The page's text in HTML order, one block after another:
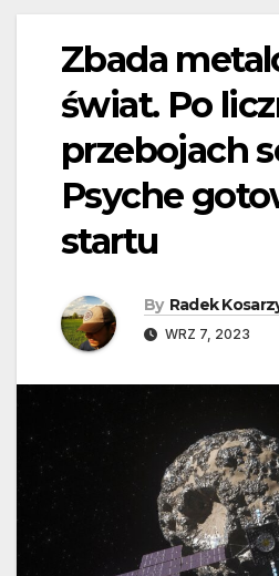
Zbada
świat. Po
przebojach
Psyche
startu
By Radek
WRZ 7, 2023